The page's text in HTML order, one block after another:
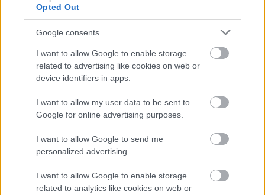
Opted Out
Google consents
I want to allow Google to enable storage
related to advertising like cookies on web or
device identifiers in apps.
I want to allow my user data to be sent to
Google for online advertising purposes.
I want to allow Google to send me
personalized advertising.
I want to allow Google to enable storage
related to analytics like cookies on web or
* * *